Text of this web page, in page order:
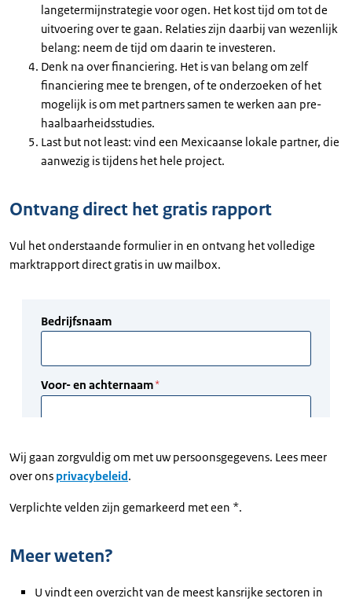
langetermijnstrategie voor ogen. Het kost tijd om tot de
uitvoering over te gaan. Relaties zijn daarbij van wezenlijk
belang: neem de tijd om daarin te investeren.
Denk na over financiering. Het is van belang om zelf
financiering mee te brengen, of te onderzoeken of het
mogelijk is om met partners samen te werken aan pre-
haalbaarheidsstudies.
Last but not least: vind een Mexicaanse lokale partner, die
aanwezig is tijdens het hele project.
Ontvang direct het gratis rapport
Vul het onderstaande formulier in en ontvang het volledige
marktrapport direct gratis in uw mailbox.
Wij gaan zorgvuldig om met uw persoonsgegevens. Lees meer
over ons privacybeleid.
Verplichte velden zijn gemarkeerd met een *.
Meer weten?
U vindt een overzicht van de meest kansrijke sectoren in